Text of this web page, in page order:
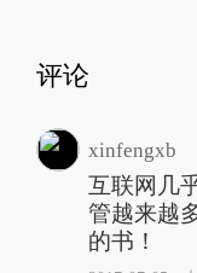
评论
xinfengxb
互联网几
管越来越
的书！